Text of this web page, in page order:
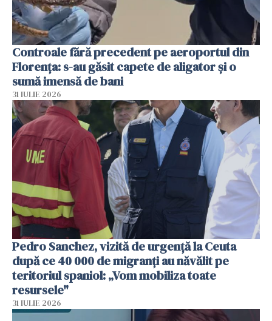
Controale fără precedent pe aeroportul din
Florența: s-au găsit capete de aligator și o
sumă imensă de bani
31 IULIE 2026
Pedro Sanchez, vizită de urgență la Ceuta
după ce 40 000 de migranți au năvălit pe
teritoriul spaniol: „Vom mobiliza toate
resursele"
31 IULIE 2026